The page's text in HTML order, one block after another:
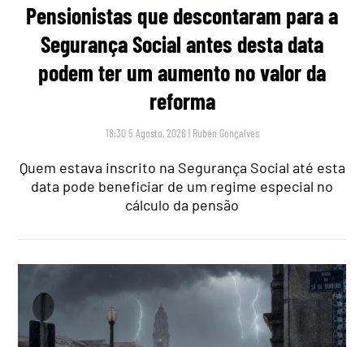
Pensionistas que descontaram para a
Segurança Social antes desta data
podem ter um aumento no valor da
reforma
18:30 5 Agosto, 2026 | Rubén Gonçalves
Quem estava inscrito na Segurança Social até esta
data pode beneficiar de um regime especial no
cálculo da pensão